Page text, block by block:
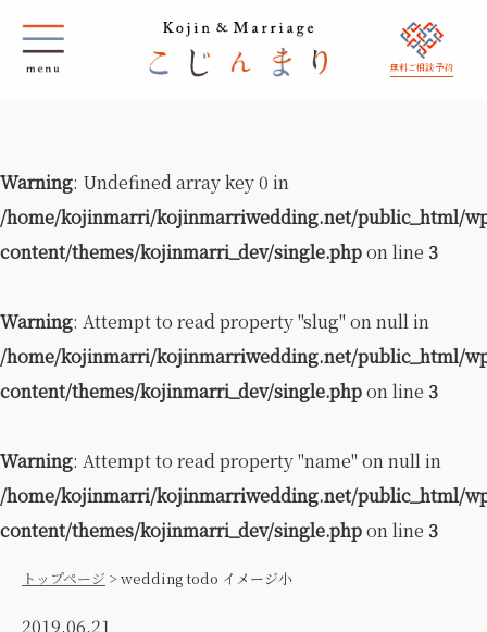
無料ご相談 予約
Warning: Undefined array key 0 in
/home/kojinmarri/kojinmarriwedding.net/public_html/
content/themes/kojinmarri_dev/single.phpon line 3
Warning: Attempt to read property "slug" on null in
/home/kojinmarri/kojinmarriwedding.net/public_html/
content/themes/kojinmarri_dev/single.phpon line 3
Warning: Attempt to read property "name" on null in
/home/kojinmarri/kojinmarriwedding.net/public_html/
content/themes/kojinmarri_dev/single.phpon line 3
トップページ > wedding todo イメージ小
2019.06.21